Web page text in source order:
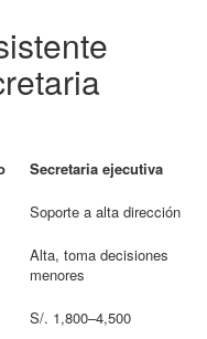
Secretaria ejecutiva
Soporte a alta dirección
Alta, toma decisiones
menores
S/. 1,800–4,500